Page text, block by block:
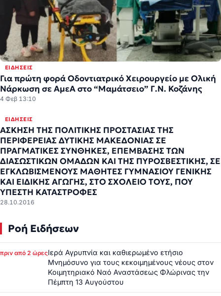
ΕΙΔΉΣΕΙΣ
Για πρώτη φορά Οδοντιατρικό Χειρουργείο με Ολική
Νάρκωση σε ΑμεΑ στο “Μαμάτσειο” Γ.Ν. Κοζάνης
4 Φεβ 13:10
ΕΙΔΉΣΕΙΣ
ΑΣΚΗΣΗ ΤΗΣ ΠΟΛΙΤΙΚΗΣ ΠΡΟΣΤΑΣΙΑΣ ΤΗΣ
ΠΕΡΙΦΕΡΕΙΑΣ ΔΥΤΙΚΗΣ ΜΑΚΕΔΟΝΙΑΣ ΣΕ
ΠΡΑΓΜΑΤΙΚΕΣ ΣΥΝΘΗΚΕΣ, ΕΠΕΜΒΑΣΗΣ ΤΩΝ
ΔΙΑΣΩΣΤΙΚΩΝ ΟΜΑΔΩΝ ΚΑΙ ΤΗΣ ΠΥΡΟΣΒΕΣΤΙΚΗΣ, ΣΕ
ΕΓΚΛΩΒΙΣΜΕΝΟΥΣ ΜΑΘΗΤΕΣ ΓΥΜΝΑΣΙΟΥ ΓΕΝΙΚΗΣ
ΚΑΙ ΕΙΔΙΚΗΣ ΑΓΩΓΗΣ, ΣΤΟ ΣΧΟΛΕΙΟ ΤΟΥΣ, ΠΟΥ
ΥΠΕΣΤΗ ΚΑΤΑΣΤΡΟΦΕΣ
28.10.2016
Ροή Ειδήσεων
πριν από 2 ώρεςΙερά Αγρυπνία και καθιερωμένο ετήσιο
Μνημόσυνο για τους κεκοιμημένους νέους στον
Κοιμητηριακό Ναό Αναστάσεως Φλώρινας την
Πέμπτη 13 Αυγούστου